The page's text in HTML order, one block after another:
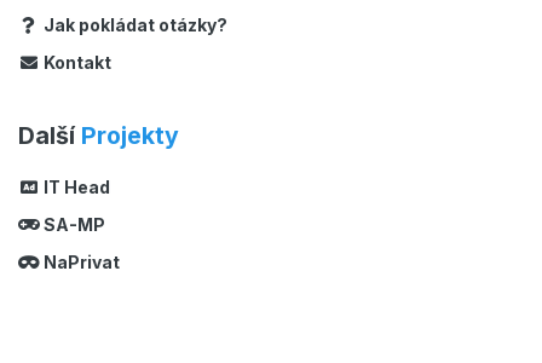
Jak pokládat otázky?
Kontakt
Další Projekty
IT Head
SA-MP
NaPrivat